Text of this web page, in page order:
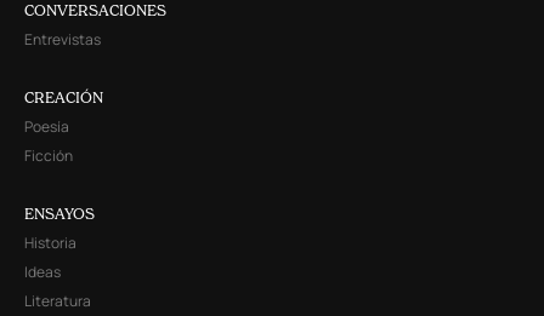
CONVERSACIONES
Entrevistas
CREACIÓN
Poesía
Ficción
ENSAYOS
Historia
Ideas
Literatura